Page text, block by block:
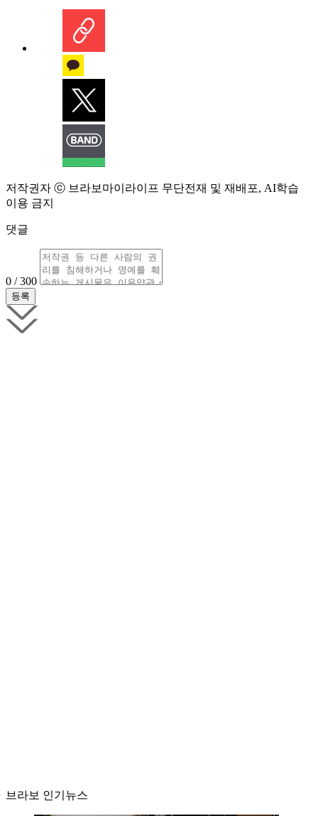
저작권자 ⓒ 브라보마이라이프 무단전재 및 재배포, AI학습
이용 금지
댓글
0 / 300
브라보 인기뉴스